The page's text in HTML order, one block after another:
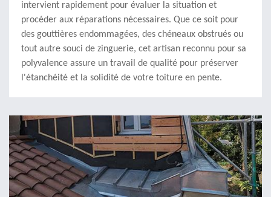
intervient rapidement pour évaluer la situation et
procéder aux réparations nécessaires. Que ce soit pour
des gouttières endommagées, des chéneaux obstrués ou
tout autre souci de zinguerie, cet artisan reconnu pour sa
polyvalence assure un travail de qualité pour préserver
l'étanchéité et la solidité de votre toiture en pente.